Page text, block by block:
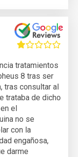
tratamientos
8 tras ser
tras consultar al
trataba de dicho
el
no se
con la
engañosa,
darme